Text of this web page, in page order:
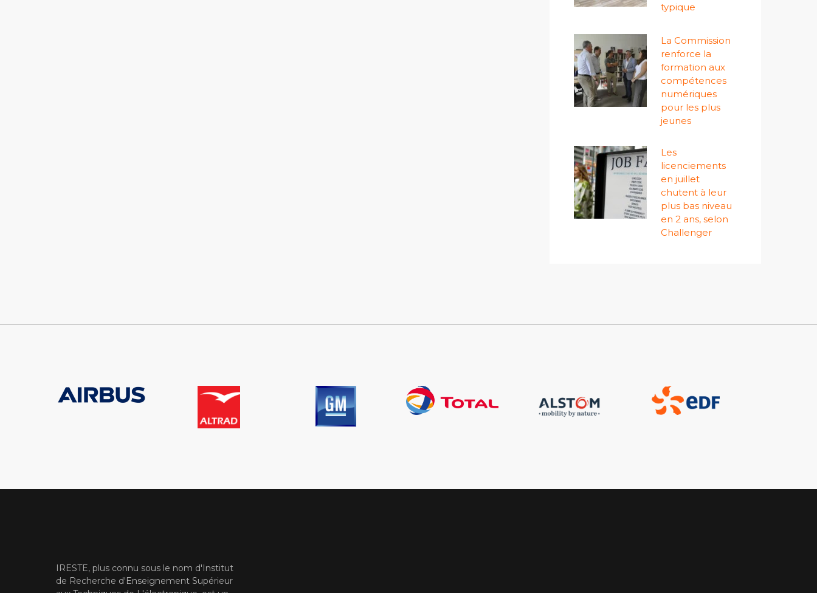
typique
La Commission
renforce la
formation aux
compétences
numériques
pour les plus
jeunes
Les
licenciements
en juillet
chutent à leur
plus bas niveau
en 2 ans, selon
Challenger
IRESTE, plus connu sous le nom d'Institut
de Recherche d'Enseignement Supérieur